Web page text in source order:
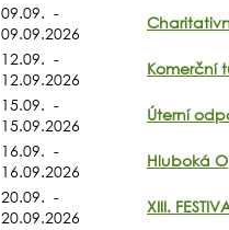
09.09. -
09.09.2026
12.09. -
12.09.2026
Komerční
15.09. -
15.09.2026
Úterní
16.09. -
16.09.2026
Hluboká
20.09. -
20.09.2026
XIII.